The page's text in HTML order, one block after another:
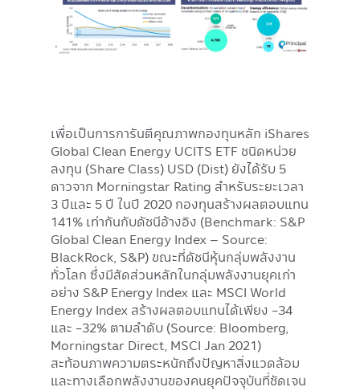
เพื่อเป็นการการันตีคุณภาพกองทุนหลัก iShares
Global Clean Energy UCITS ETF ชนิดหน่วย
ลงทุน (Share Class) USD (Dist) ยังได้รับ 5
ดาวจาก Morningstar Rating สำหรับระยะเวลา
3 ปีและ 5 ปี ในปี 2020 กองทุนสร้างผลตอบแทน
141% เท่ากันกับดัชนีอ้างอิง (Benchmark: S&P
Global Clean Energy Index – Source:
BlackRock, S&P) ขณะที่ดัชนีหุ้นกลุ่มพลังงาน
ทั่วโลก ซึ่งมีสัดส่วนหลักในกลุ่มพลังงานยุคเก่า
อย่าง S&P Energy Index และ MSCI World
Energy Index สร้างผลตอบแทนได้เพียง -34
และ -32% ตามลำดับ (Source: Bloomberg,
Morningstar Direct, MSCI Jan 2021)
สะท้อนภาพความตระหนักถึงปัญหาสิ่งแวดล้อม
และทางเลือกพลังงานของคนยุคปัจจุบันที่ชัดเจน